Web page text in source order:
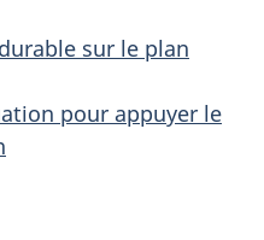
sur le plan
pour appuyer le